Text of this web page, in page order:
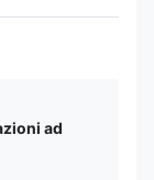
ad